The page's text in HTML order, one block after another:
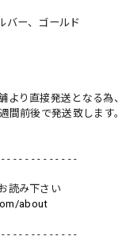
バー、ゴールド
より直接発送となる為、
間前後で発送致します。
- - - - - - - - - - - -
読み下さい
about